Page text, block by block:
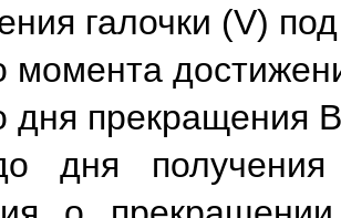
галочки (V)
момента
дня прекращения
дня